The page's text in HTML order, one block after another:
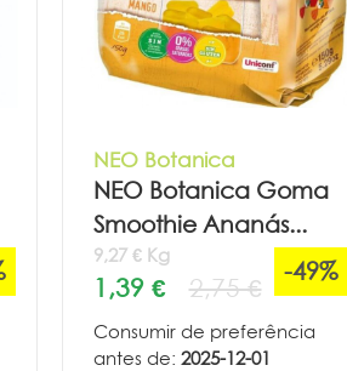
NEO Botanica
NEO Botanica Goma
Smoothie Ananás...
9,27 € Kg
1,39 € 2,75 €
-49%
Consumir de preferência
antes de: 2025-12-01